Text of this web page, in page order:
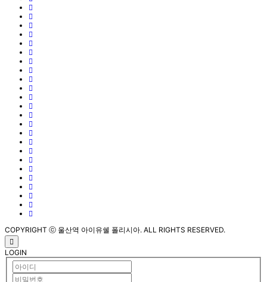
COPYRIGHT ⓒ 울산역 아이유쉘 폴리시아. ALL RIGHTS RESERVED.
LOGIN